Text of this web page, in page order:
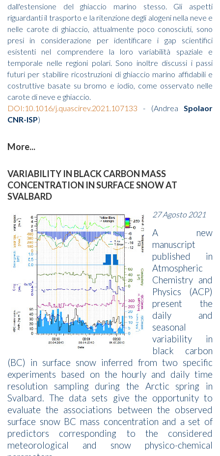
dall'estensione del ghiaccio marino stesso. Gli aspetti
riguardanti il trasporto e la ritenzione degli alogeni nella neve e
nelle carote di ghiaccio, attualmente poco conosciuti, sono
presi in considerazione per identificare i gap scientifici
esistenti nel comprendere la loro variabilità spaziale e
temporale nelle regioni polari. Sono inoltre discussi i passi
futuri per stabilire ricostruzioni di ghiaccio marino affidabili e
costruttive basate su bromo e iodio, come osservato nelle
carote di neve e ghiaccio.
DOI:10.1016/j.quascirev.2021.107133 - (Andrea Spolaor
CNR-ISP)
More...
VARIABILITY IN BLACK CARBON MASS
CONCENTRATION IN SURFACE SNOW AT
SVALBARD
27 Agosto 2021
A new
manuscript
published in
Atmospheric
Chemistry and
Physics (ACP)
present the
daily and
seasonal
variability in
black carbon
(BC) in surface snow inferred from two specific
experiments based on the hourly and daily time
resolution sampling during the Arctic spring in
Svalbard. The data sets give the opportunity to
evaluate the associations between the observed
surface snow BC mass concentration and a set of
predictors corresponding to the considered
meteorological and snow physico-chemical